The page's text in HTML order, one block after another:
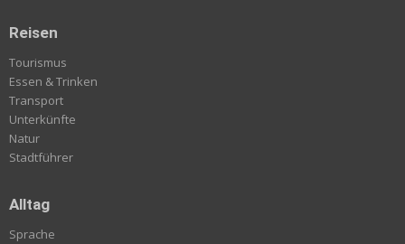
Reisen
Tourismus
Essen & Trinken
Transport
Unterkünfte
Natur
Stadtführer
Alltag
Sprache